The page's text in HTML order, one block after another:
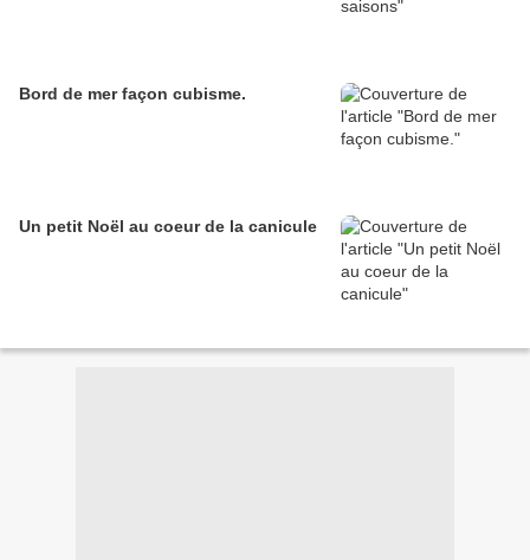
Bord de mer façon cubisme.
Un petit Noël au coeur de la canicule